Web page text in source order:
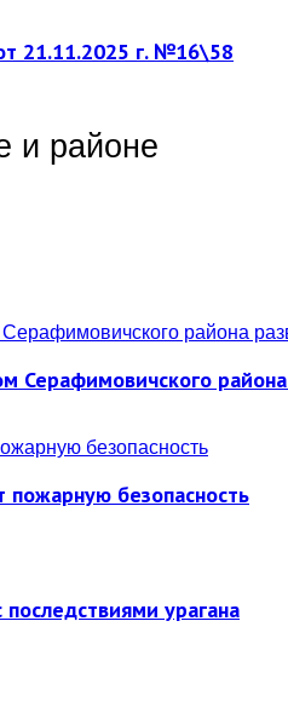
21.11.2025 г. №16\58
и районе
Серафимовичского
пожарную безопасность
урагана